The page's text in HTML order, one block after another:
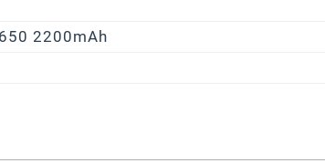
2200mAh